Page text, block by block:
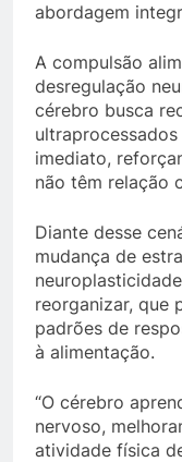
abordagem
A compulsão
desregulação
cérebro busca
imediato,
não têm relação
Diante desse
mudança de
reorganizar, que
padrões de
à alimentação.
“O cérebro
nervoso,
atividade física